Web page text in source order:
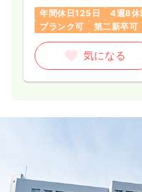
年間休日125日
4週8休
ブランク可
第二新卒可
気になる